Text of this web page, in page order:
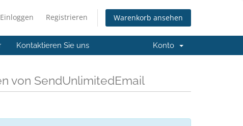
Einloggen Registrieren Warenkorb ansehen
Kontaktieren Sie uns Konto
von SendUnlimitedEmail